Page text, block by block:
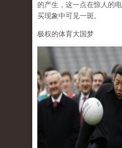
的产生，这一点在惊人的
买现象中可见一斑。
极权的体育大国梦